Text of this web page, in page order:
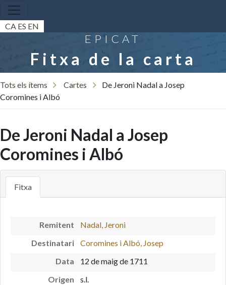
CA ES EN
EPICAT
Fitxa de la carta
Tots els ítems Cartes
De Jeroni Nadal a Josep
Coromines i Albó
De Jeroni Nadal a Josep
Coromines i Albó
Fitxa
Remitent
Nadal, Jeroni
Destinatari
Coromines i Albó, Josep
Data
12 de maig de 1711
Origen
s.l.